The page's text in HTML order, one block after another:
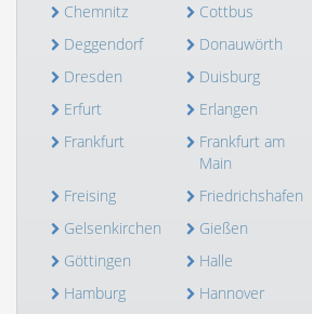
Chemnitz
Cottbus
Deggendorf
Donauwörth
Dresden
Duisburg
Erfurt
Erlangen
Frankfurt
Frankfurt am
Main
Freising Friedrichshafen
Gelsenkirchen
Gießen
Göttingen
Halle
Hamburg
Hannover